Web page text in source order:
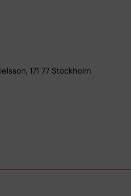
171 77 Stockholm